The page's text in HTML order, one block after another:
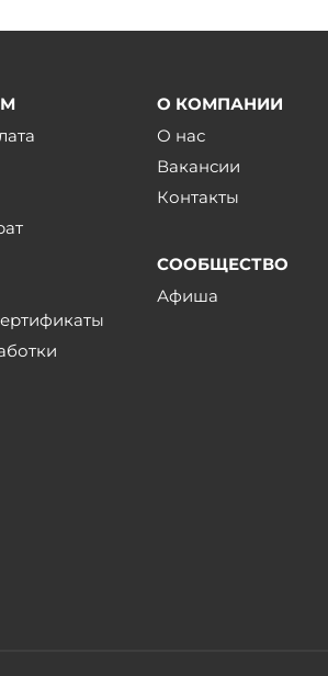
О КОМПАНИИ
О нас
Вакансии
Контакты
СООБЩЕСТВО
Афиша